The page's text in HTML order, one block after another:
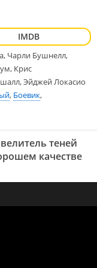
Чарли Бушнелл,
Крис
Эйджей Локасио
, Боевик,
теней
качестве